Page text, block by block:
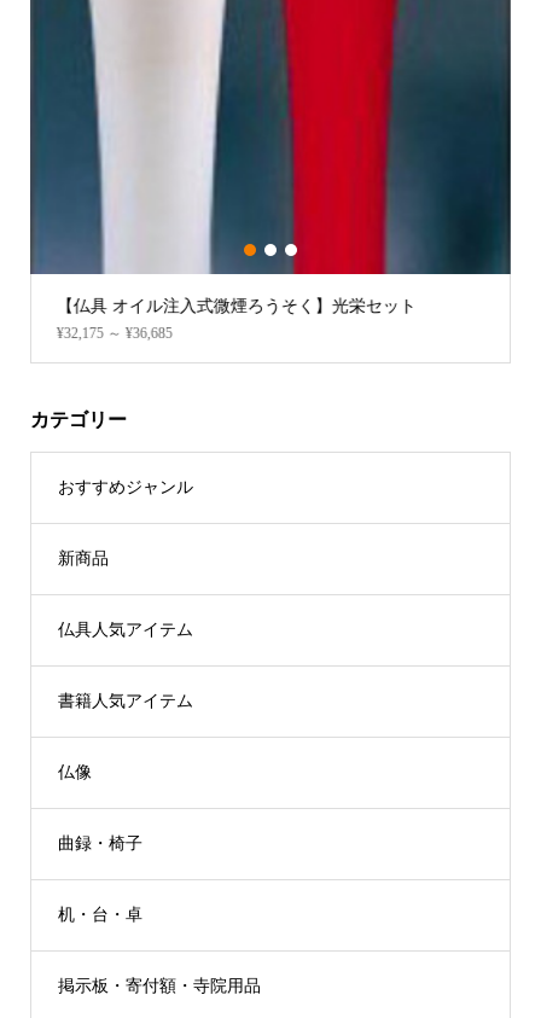
【仏具 オイル注入式微煙ろうそく】光栄セット
¥32,175 ～ ¥36,685
1 2 3
カテゴリー
おすすめジャンル
新商品
仏具人気アイテム
書籍人気アイテム
仏像
曲録・椅子
机・台・卓
掲示板・寄付額・寺院用品